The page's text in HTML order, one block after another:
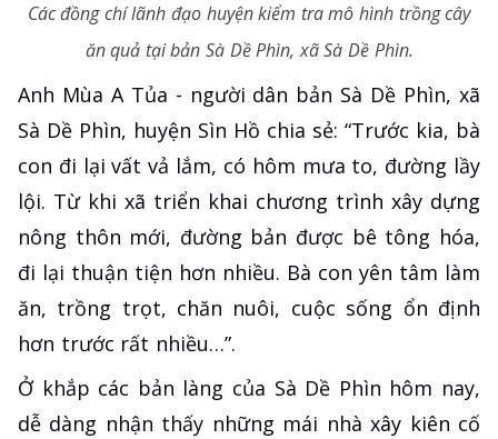
Các đồng chí lãnh đạo huyện kiểm tra mô hình trồng cây
ăn quả tại bản Sà Dề Phìn, xã Sà Dề Phìn.
Anh Mùa A Tủa - người dân bản Sà Dề Phìn, xã
Sà Dề Phìn, huyện Sìn Hồ chia sẻ: “Trước kia, bà
con đi lại vất vả lắm, có hôm mưa to, đường lầy
lội. Từ khi xã triển khai chương trình xây dựng
nông thôn mới, đường bản được bê tông hóa,
đi lại thuận tiện hơn nhiều. Bà con yên tâm làm
ăn, trồng trọt, chăn nuôi, cuộc sống ổn định
hơn trước rất nhiều…”.
Ở khắp các bản làng của Sà Dề Phìn hôm nay,
dễ dàng nhận thấy những mái nhà xây kiên cố